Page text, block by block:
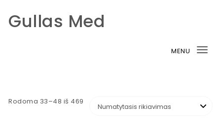
Skip to content
Gullas Med
MENU
Rodoma 33–48 iš 469